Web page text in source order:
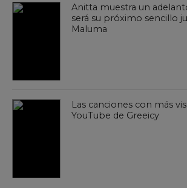
Anitta muestra un
será su próximo sencillo
Maluma
Las canciones con más
YouTube de Greeicy